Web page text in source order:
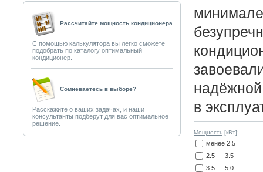
Рассчитайте мощность кондиционера
С помощью калькулятора вы легко сможете
подобрать по каталогу оптимальный
кондиционер.
Сомневаетесь в выборе?
Расскажите о ваших задачах, и наши
консультанты подберут для вас оптимальное
решение.
в
Мощность [кВт]:
менее 2.5
2.5 — 3.5
3.5 — 5.0